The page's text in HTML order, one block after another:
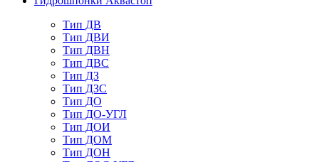
Тип ДВ
Тип ДВИ
Тип ДВН
Тип ДВС
Тип ДЗ
Тип ДЗС
Тип ДО
Тип ДО-УГЛ
Тип ДОИ
Тип ДОМ
Тип ДОН